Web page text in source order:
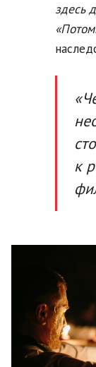
здесь
к